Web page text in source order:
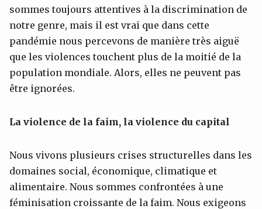
sommes toujours attentives à la discrimination de
notre genre, mais il est vrai que dans cette
pandémie nous percevons de manière très aiguë
que les violences touchent plus de la moitié de la
population mondiale. Alors, elles ne peuvent pas
être ignorées.
La violence de la faim, la violence du capital
Nous vivons plusieurs crises structurelles dans les
domaines social, économique, climatique et
alimentaire. Nous sommes confrontées à une
féminisation croissante de la faim. Nous exigeons